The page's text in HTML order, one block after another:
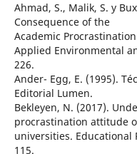
Ahmad, S., Malik, S. y
Consequence of the
Academic
Applied Environmental
226.
Ander- Egg, E. (1995).
Editorial Lumen.
Bekleyen, N. (2017).
procrastination attitude
universities. Educational
115.